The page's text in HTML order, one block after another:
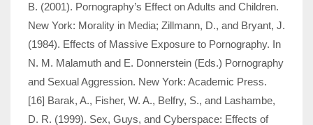
B. (2001). Por­nography’s Effect on Adults and Children.
New York: Morality in Media; Zillmann, D., and Bryant, J.
(1984). Effects of Massive Exposure to Pornography. In
N. M. Malamuth and E. Donnerstein (Eds.) Pornography
and Sexual Aggression. New York: Academic Press.
[16] Barak, A., Fisher, W. A., Belfry, S., and Lashambe,
D. R. (1999). Sex, Guys, and Cyberspace: Effects of